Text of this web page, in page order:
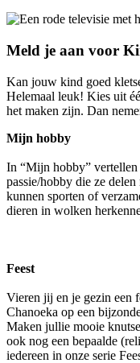
Meld je aan voor
Kan jouw kind goed
Helemaal leuk! Kies uit
het maken zijn. Dan
Mijn hobby
In “Mijn hobby”
passie/hobby die ze
kunnen sporten of
dieren in wolken
Feest
Vieren jij en je gezin een
Chanoeka op een
Maken jullie mooie
ook nog een bepaalde
iedereen in onze serie